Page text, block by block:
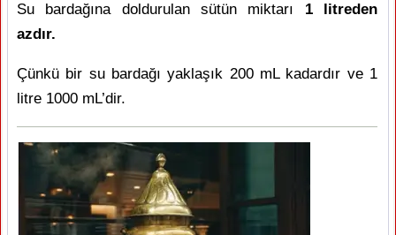
Su bardağına doldurulan sütün miktarı 1 litreden
azdır.
Çünkü bir su bardağı yaklaşık 200 mL kadardır ve 1
litre 1000 mL’dir.